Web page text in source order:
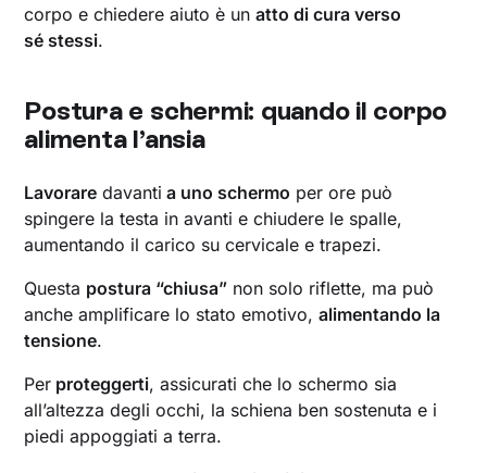
corpo e chiedere aiuto è unatto di cura verso
sé stessi.
Postura e schermi: quando il corpo
alimenta l’ansia
Lavorare davanti a uno schermo per ore può
spingere la testa in avanti e chiudere le spalle,
aumentando il carico su cervicale e trapezi.
Questa postura “chiusa” non solo riflette, ma può
anche amplificare lo stato emotivo,alimentando la
tensione.
Per proteggerti, assicurati che lo schermo sia
all’altezza degli occhi, la schiena ben sostenuta e i
piedi appoggiati a terra.